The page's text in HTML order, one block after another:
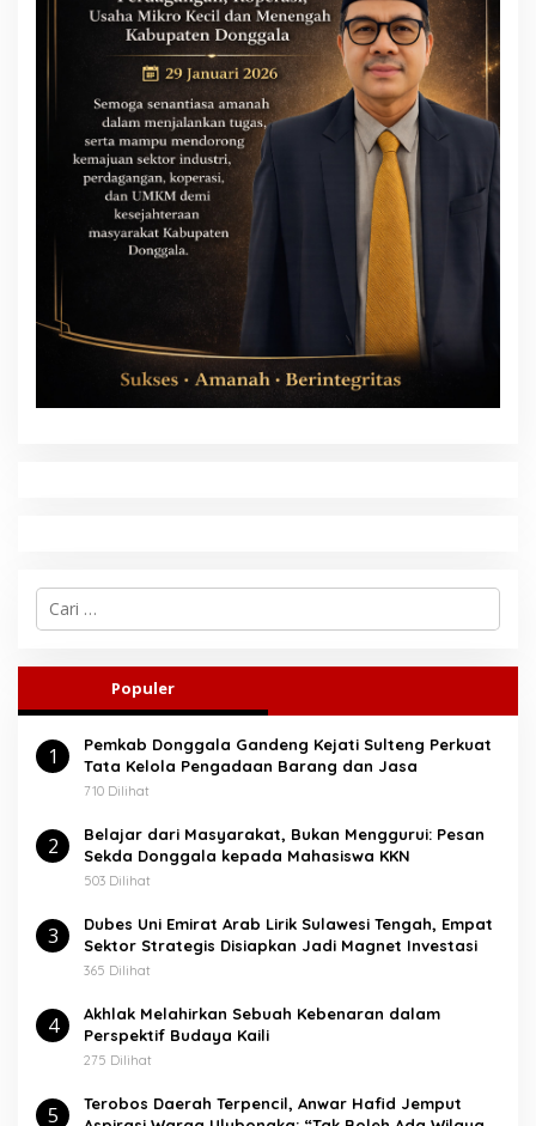
C
i
n
u
k
Populer
1
Pemkab Donggala Gandeng Kejati Sulteng Perkuat
Tata Kelola Pengadaan Barang dan Jasa
710 Dilihat
2
Belajar dari Masyarakat, Bukan Menggurui: Pesan
Sekda Donggala kepada Mahasiswa KKN
503 Dilihat
3
Dubes Uni Emirat Arab Lirik Sulawesi Tengah, Empat
Sektor Strategis Disiapkan Jadi Magnet Investasi
365 Dilihat
4
Akhlak Melahirkan Sebuah Kebenaran dalam
Perspektif Budaya Kaili
275 Dilihat
5
Terobos Daerah Terpencil, Anwar Hafid Jemput